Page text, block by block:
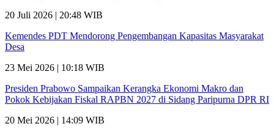
20 Juli 2026 | 20:48 WIB
Kemendes PDT Mendorong Pengembangan Kapasitas Masyarakat
Desa
23 Mei 2026 | 10:18 WIB
Presiden Prabowo Sampaikan Kerangka Ekonomi Makro dan
Pokok Kebijakan Fiskal RAPBN 2027 di Sidang Paripurna DPR RI
20 Mei 2026 | 14:09 WIB